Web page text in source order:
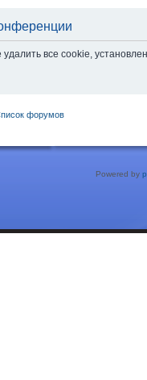
удалить все cookie,
форумов
Powered by